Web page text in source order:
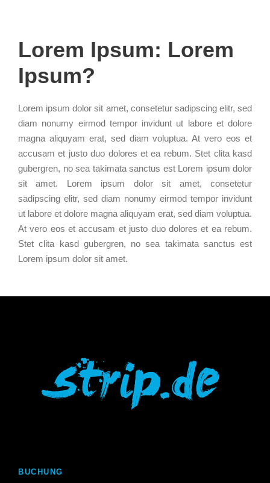
Lorem Ipsum: Lorem
Ipsum?
Lorem ipsum dolor sit amet, consetetur sadipscing elitr, sed
diam nonumy eirmod tempor invidunt ut labore et dolore
magna aliquyam erat, sed diam voluptua. At vero eos et
accusam et justo duo dolores et ea rebum. Stet clita kasd
gubergren, no sea takimata sanctus est Lorem ipsum dolor
sit amet. Lorem ipsum dolor sit amet, consetetur
sadipscing elitr, sed diam nonumy eirmod tempor invidunt
ut labore et dolore magna aliquyam erat, sed diam voluptua.
At vero eos et accusam et justo duo dolores et ea rebum.
Stet clita kasd gubergren, no sea takimata sanctus est
Lorem ipsum dolor sit amet.
BUCHUNG